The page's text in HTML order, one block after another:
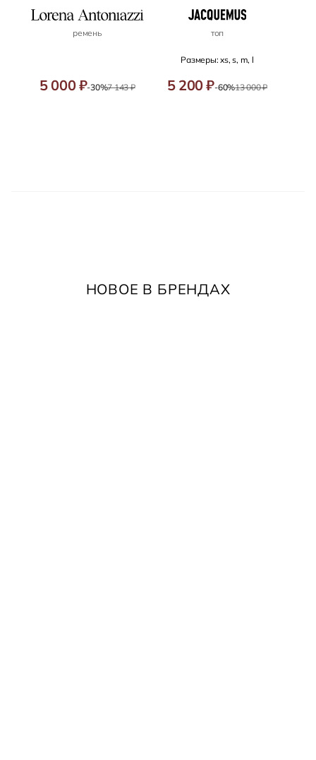
ремень
5 000 ₽-30%7 143 ₽
топ
Размеры: xs, s, m, l
5 200 ₽-60%13 000 ₽
НОВОЕ В БРЕНДАХ